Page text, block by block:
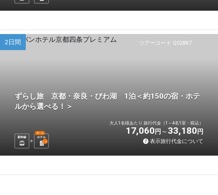
ツアーコード Q028X7
2日間
ずらし旅 京都・奈良・びわ湖 1泊＜約150の宿・ホテ
ルから選べる！＞
新幹線 ホテル
選べる
1 泊
大人1名様あたり 旅行代金（1～4名1室・税込）
17,060 円 33,180 円
表示旅行代金について